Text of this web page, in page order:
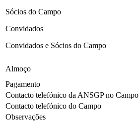
Sócios do Campo
Convidados
Convidados e Sócios do Campo
Almoço
Pagamento
Contacto telefónico da ANSGP no Campo
Contacto telefónico do Campo
Observações